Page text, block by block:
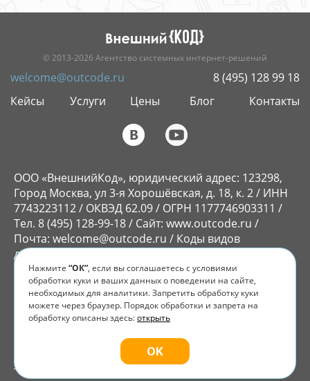
РАЗРАБОТКА
© 2013-2026 Агентство системных интернет-решений
welcome@outcode.ru
8 (495) 128 99 18
Кейсы
Услуги Цены Блог Контакты
ООО «ВнешнийКод», юридический адрес: 123298,
Город Москва, ул 3-я Хорошёвская, д. 18, к. 2 / ИНН
7743223112 / ОКВЭД 62.09 / ОГРН 1177746903311 /
Тел. 8 (495) 128-99-18 / Сайт: www.outcode.ru /
Почта: welcome@outcode.ru / Коды видов
деятельности в области ИТ: 1.01, 2.01
ООО «ВнешнийКод» принадлежит исключительное
право на ПО «Flyvi», которое внесено в реестр
российского ПО.Реестровая запись № 15101 от
07.10.2022.Право использования предоставляется
опубликованной по ссылке:
Пользовательское
соглашение.
Нажмите “ОК”, если вы соглашаетесь с условиями
обработки куки и ваших данных о поведении на сайте,
необходимых для аналитики. Запретить обработку куки
можете через браузер. Порядок обработки и запрета на
обработку описаны здесь:открыть
OK